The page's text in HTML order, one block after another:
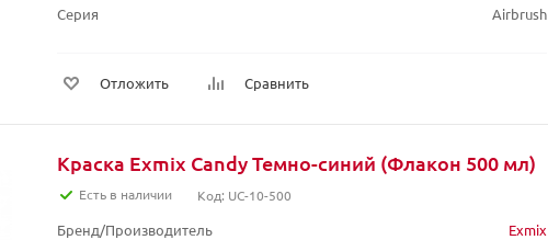
Серия
Airbrush
Отложить Сравнить
Краска Exmix Candy Темно-синий (Флакон 500 мл)
Есть в наличии Код: UC-10-500
Бренд/Производитель
Exmix